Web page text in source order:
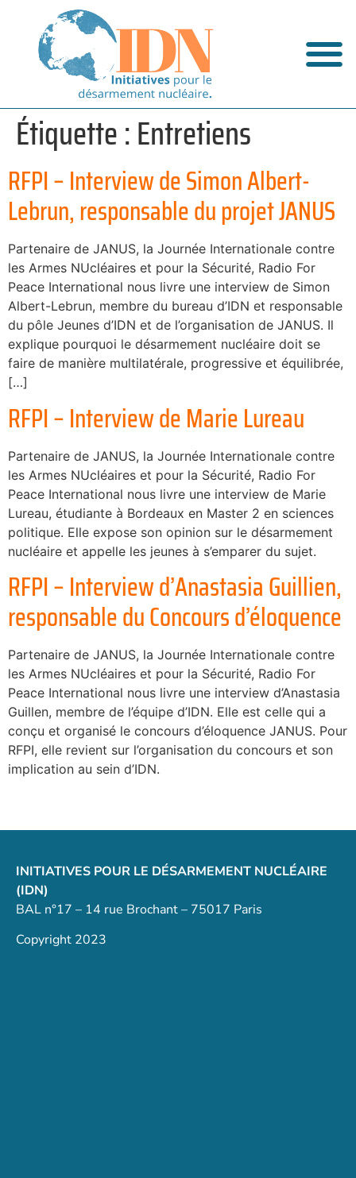
Étiquette :Entretiens
RFPI – Interview de Simon Albert-
Lebrun, responsable du projet JANUS
Partenaire de JANUS, la Journée Internationale contre
les Armes NUcléaires et pour la Sécurité, Radio For
Peace International nous livre une interview de Simon
Albert-Lebrun, membre du bureau d’IDN et responsable
du pôle Jeunes d’IDN et de l’organisation de JANUS. Il
explique pourquoi le désarmement nucléaire doit se
faire de manière multilatérale, progressive et équilibrée,
[…]
RFPI – Interview de Marie Lureau
Partenaire de JANUS, la Journée Internationale contre
les Armes NUcléaires et pour la Sécurité, Radio For
Peace International nous livre une interview de Marie
Lureau, étudiante à Bordeaux en Master 2 en sciences
politique. Elle expose son opinion sur le désarmement
nucléaire et appelle les jeunes à s’emparer du sujet.
RFPI – Interview d’Anastasia Guillien,
responsable du Concours d’éloquence
Partenaire de JANUS, la Journée Internationale contre
les Armes NUcléaires et pour la Sécurité, Radio For
Peace International nous livre une interview d’Anastasia
Guillen, membre de l’équipe d’IDN. Elle est celle qui a
conçu et organisé le concours d’éloquence JANUS. Pour
RFPI, elle revient sur l’organisation du concours et son
implication au sein d’IDN.
INITIATIVES POUR LE DÉSARMEMENT NUCLÉAIRE
(IDN)
BAL n°17 – 14 rue Brochant – 75017 Paris
Copyright 2023